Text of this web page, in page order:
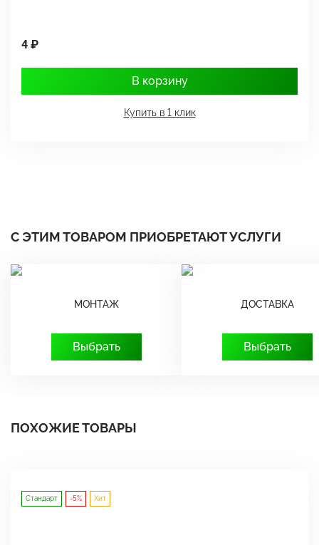
4 ₽
В корзину
Купить в 1 клик
С ЭТИМ ТОВАРОМ ПРИОБРЕТАЮТ УСЛУГИ
МОНТАЖ
Выбрать
ДОСТАВКА
Выбрать
ПОХОЖИЕ ТОВАРЫ
Стандарт -5% Хит